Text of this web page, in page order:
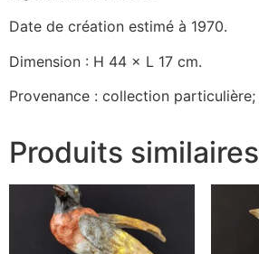
Date de création estimé à 1970.
Dimension : H 44 × L 17 cm.
Provenance : collection particulière;
Produits similaires